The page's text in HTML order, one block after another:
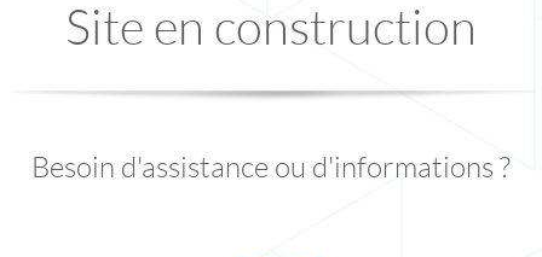
Site en construction
Besoin d'assistance ou d'informations ?